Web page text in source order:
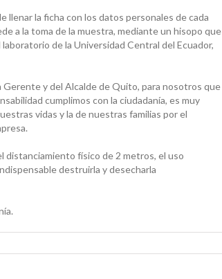
la ficha con los datos personales de cada
a la toma de la muestra, mediante un hisopo que
de la Universidad Central del Ecuador,
y del Alcalde de Quito, para nosotros que
cumplimos con la ciudadanía, es muy
vidas y la de nuestras familias por el
distanciamiento físico de 2 metros, el uso
destruirla y desecharla